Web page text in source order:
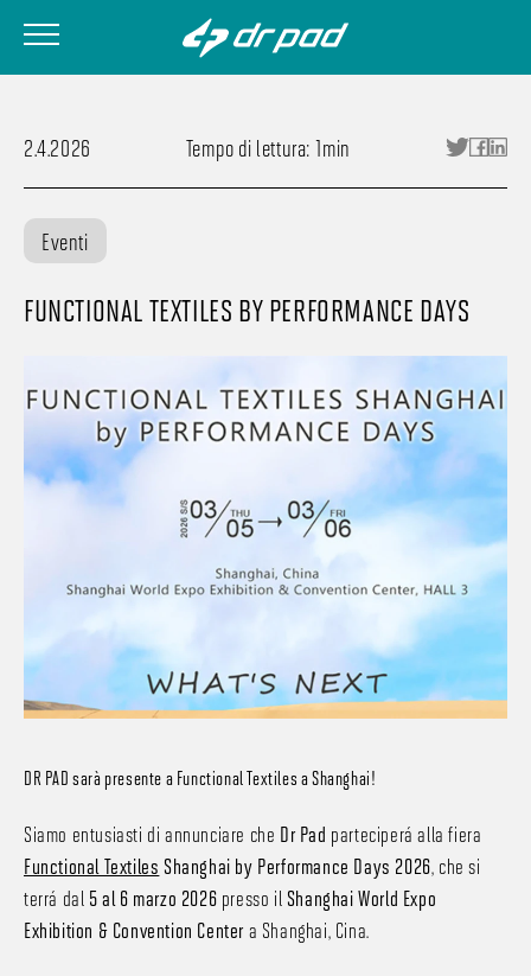
2.4.2026 Tempo di lettura: 1min
Eventi
FUNCTIONAL TEXTILES BY PERFORMANCE DAYS
DR PAD sarà presente a Functional Textiles a Shanghai!
Siamo entusiasti di annunciare che Dr Pad parteciperà alla fiera
Functional Textiles Shanghai by Performance Days 2026, che si
terrà dal 5 al 6 marzo 2026 presso il Shanghai World Expo
Exhibition & Convention Centera Shanghai, Cina.